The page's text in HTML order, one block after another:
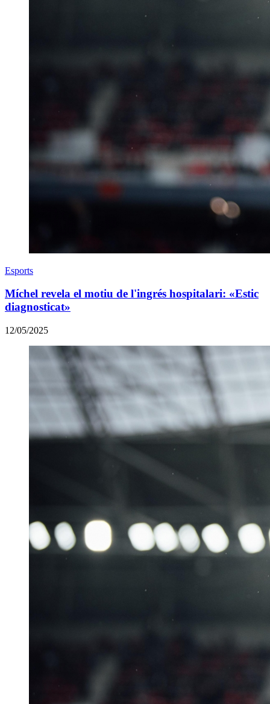
Esports
Míchel revela el motiu de l'ingrés hospitalari: «Estic
diagnosticat»
12/05/2025